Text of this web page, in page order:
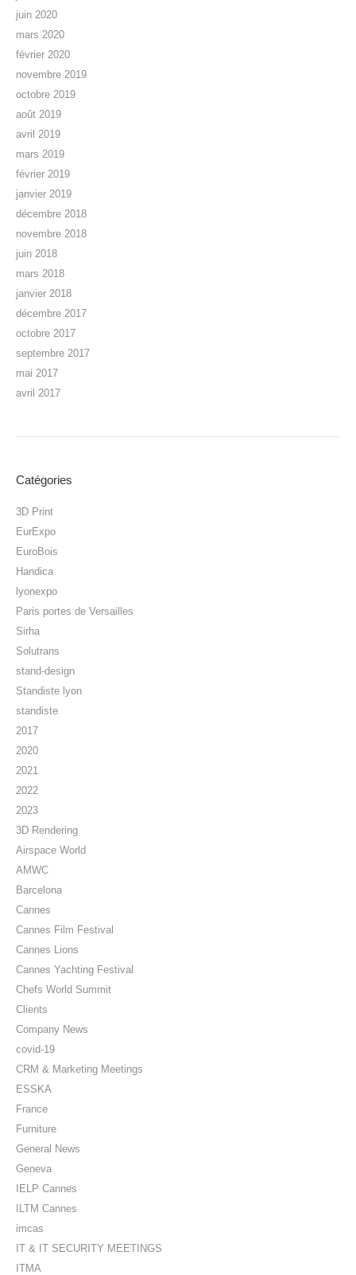
juin 2020
mars 2020
février 2020
novembre 2019
octobre 2019
août 2019
avril 2019
mars 2019
février 2019
janvier 2019
décembre 2018
novembre 2018
juin 2018
mars 2018
janvier 2018
décembre 2017
octobre 2017
septembre 2017
mai 2017
avril 2017
Catégories
3D Print
EurExpo
EuroBois
Handica
lyonexpo
Paris portes de Versailles
Sirha
Solutrans
stand-design
Standiste lyon
standiste
2017
2020
2021
2022
2023
3D Rendering
Airspace World
AMWC
Barcelona
Cannes
Cannes Film Festival
Cannes Lions
Cannes Yachting Festival
Chefs World Summit
Clients
Company News
covid-19
CRM & Marketing Meetings
ESSKA
France
Furniture
General News
Geneva
IELP Cannes
ILTM Cannes
imcas
IT & IT SECURITY MEETINGS
ITMA